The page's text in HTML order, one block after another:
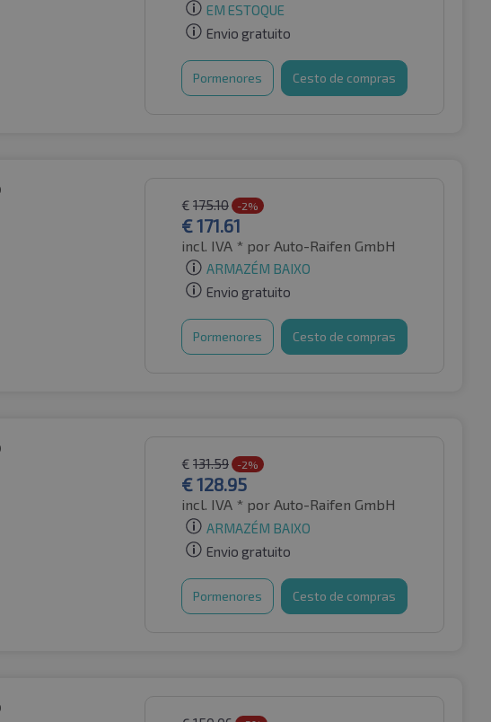
EM ESTOQUE
Envio gratuito
Pormenores Cesto de compras
€ 175.10 -2%
€171.61
incl. IVA * por Auto-Raifen GmbH
ARMAZÉM BAIXO
Envio gratuito
Pormenores Cesto de compras
€ 131.59 -2%
€128.95
incl. IVA * por Auto-Raifen GmbH
ARMAZÉM BAIXO
Envio gratuito
Pormenores Cesto de compras